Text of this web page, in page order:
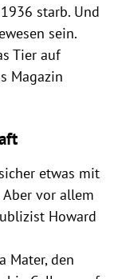
starb. Und
sein.
Tier auf
Magazin
etwas mit
vor allem
Howard
Mater, den